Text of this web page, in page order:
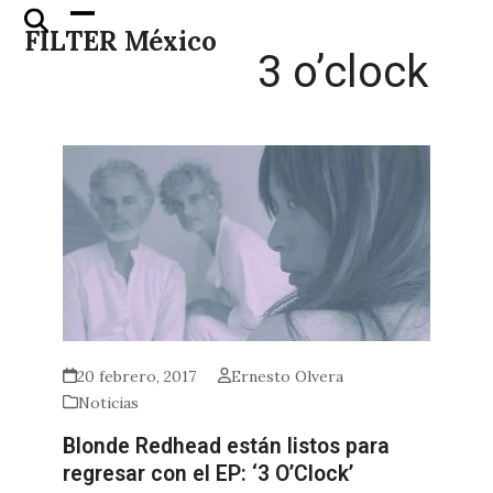
Skip
FILTER México
Open
mobile
Close
mobile
3 o’clock
20 febrero, 2017
Ernesto Olvera
Noticias
Blonde Redhead están listos para
regresar con el EP: ‘3 O’Clock’